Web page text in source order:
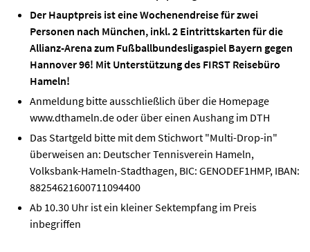
Der Hauptpreis ist eine Wochenendreise für zwei
Personen nach München, inkl. 2 Eintrittskarten für die
Allianz-Arena zum Fußballbundesligaspiel Bayern gegen
Hannover 96! Mit Unterstützung des FIRST Reisebüro
Hameln!
Anmeldung bitte ausschließlich über die Homepage
www.dthameln.de oder über einen Aushang im DTH
Das Startgeld bitte mit dem Stichwort "Multi-Drop-in"
überweisen an: Deutscher Tennisverein Hameln,
Volksbank-Hameln-Stadthagen, BIC: GENODEF1HMP, IBAN:
88254621600711094400
Ab 10.30 Uhr ist ein kleiner Sektempfang im Preis
inbegriffen